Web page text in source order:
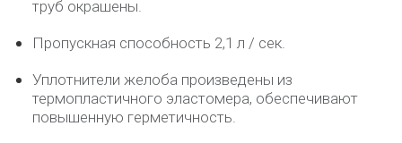
труб окрашены.
Пропускная способность 2,1 л / сек.
Уплотнители желоба произведены из
термопластичного эластомера, обеспечивают
повышенную герметичность.